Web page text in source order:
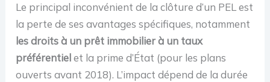
Le principal inconvénient de la clôture d’un PEL est
la perte de ses avantages spécifiques, notamment
les droits à un prêt immobilier à un taux
préférentielet la prime d’État (pour les plans
ouverts avant 2018). L’impact dépend de la durée